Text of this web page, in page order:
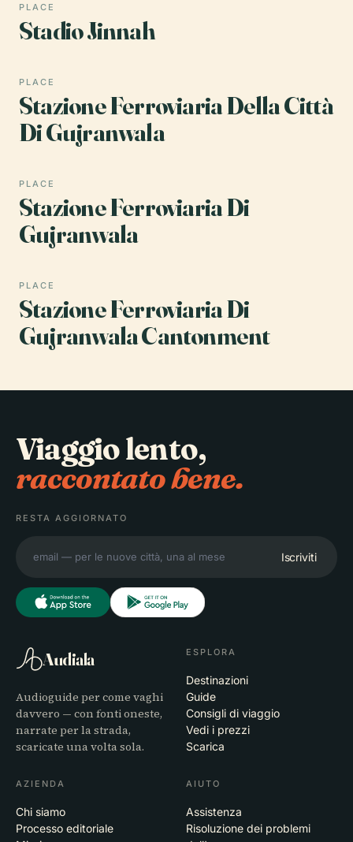
PLACE
Stadio Jinnah
PLACE
Stazione Ferroviaria Della Città
Di Gujranwala
PLACE
Stazione Ferroviaria Di
Gujranwala
PLACE
Stazione Ferroviaria Di
Gujranwala Cantonment
Viaggio lento,
raccontato bene.
RESTA AGGIORNATO
Iscriviti
Audiala
Audioguide per come vaghi
davvero — con fonti oneste,
narrate per la strada,
scaricate una volta sola.
ESPLORA
Destinazioni
Guide
Consigli di viaggio
Vedi i prezzi
Scarica
AZIENDA
Chi siamo
Processo editoriale
AIUTO
Assistenza
Risoluzione dei problemi